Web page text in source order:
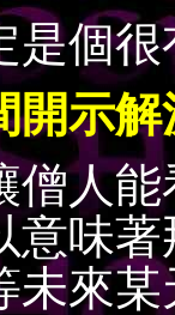
很
解
能
意味
未來